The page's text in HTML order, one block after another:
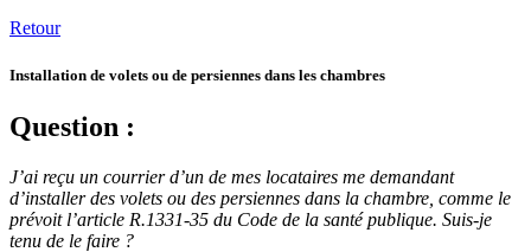
Retour
Installation de volets ou de persiennes dans les chambres
Question :
J’ai reçu un courrier d’un de mes locataires me demandant
d’installer des volets ou des persiennes dans la chambre, comme le
prévoit l’article R.1331-35 du Code de la santé publique. Suis-je
tenu de le faire ?